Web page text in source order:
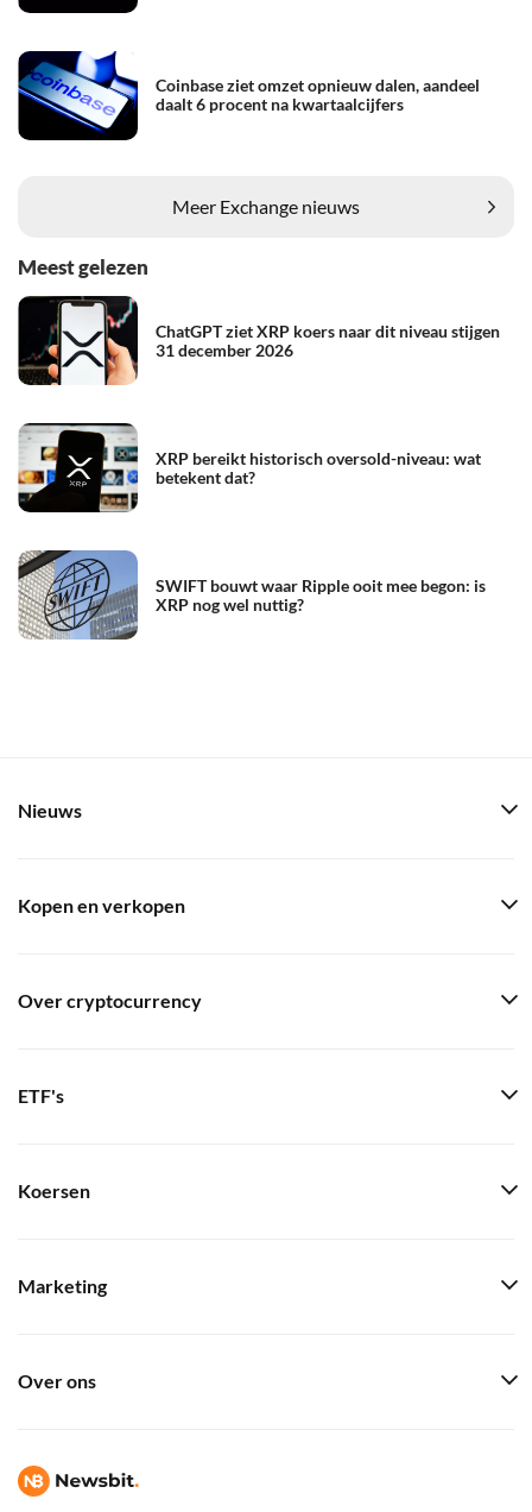
Coinbase ziet omzet opnieuw dalen, aandeel
daalt 6 procent na kwartaalcijfers
Meer Exchange nieuws
Meest gelezen
ChatGPT ziet XRP koers naar dit niveau stijgen
31 december 2026
XRP bereikt historisch oversold-niveau: wat
betekent dat?
SWIFT bouwt waar Ripple ooit mee begon: is
XRP nog wel nuttig?
Nieuws
Kopen en verkopen
Over cryptocurrency
ETF's
Koersen
Marketing
Over ons